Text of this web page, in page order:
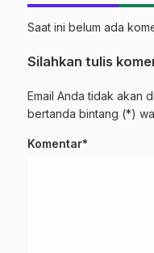
Saat ini belum ada
Silahkan tulis
Email Anda tidak akan
bertanda bintang (*)
Komentar*